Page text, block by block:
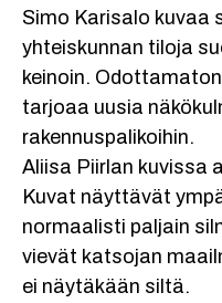
Simo Karisalo kuvaa
yhteiskunnan tiloja
keinoin.
tarjoaa uusia
rakennuspalikoihin.
Aliisa Piirlan kuvissa
Kuvat näyttävät
normaalisti paljain
vievät katsojan
ei näytäkään siltä.